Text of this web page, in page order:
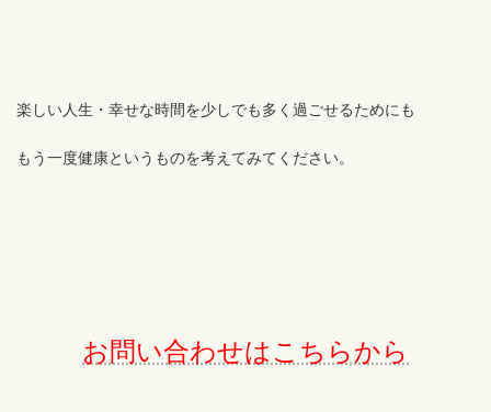
楽しい人生・幸せな時間を少しでも多く過ごせるためにも
もう一度健康というものを考えてみてください。
お問い合わせはこちらから